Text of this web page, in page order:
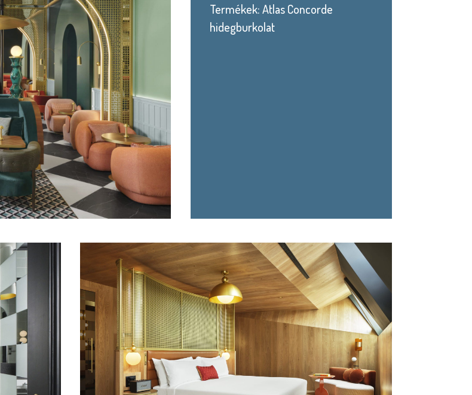
Termékek: Atlas Concorde
hidegburkolat